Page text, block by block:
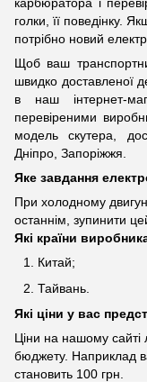
голки, її поведінку.
потрібно новий
Щоб ваш
швидко доставленої
в наш інтернет-
перевіреними
модель скутера,
Дніпро, Запоріжжя.
Яке завдання
При холодному
останнім, зупинити
Які країни
Китай;
Тайвань.
Які ціни у вас
Ціни на нашому сайті
бюджету. Наприклад
становить 100 грн.